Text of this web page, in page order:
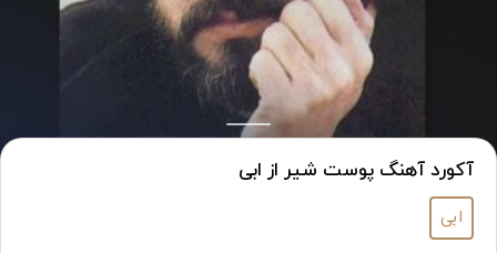
آکورد آهنگ پوست شیر از ابی
ابی